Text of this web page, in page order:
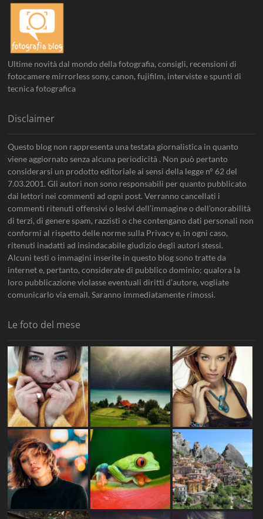
Ultime novità dal mondo della fotografia, consigli, recensioni di
fotocamere mirrorless sony, canon, fujifilm, interviste e spunti di
tecnica fotografica
Disclaimer
Questo blog non rappresenta una testata giornalistica in quanto
viene aggiornato senza alcuna periodicità . Non può pertanto
considerarsi un prodotto editoriale ai sensi della legge n° 62 del
7.03.2001. Gli autori non sono responsabili per quanto pubblicato
dai lettori nei commenti ad ogni post. Verranno cancellati i
commenti ritenuti offensivi o lesivi dell’immagine o dell’onorabilità
di terzi, di genere spam, razzisti o che contengano dati personali non
conformi al rispetto delle norme sulla Privacy e, in ogni caso,
ritenuti inadatti ad insindacabile giudizio degli autori stessi.
Alcuni testi o immagini inserite in questo blog sono tratte da
internet e, pertanto, considerate di pubblico dominio; qualora la
loro pubblicazione violasse eventuali diritti d’autore, vogliate
comunicarlo via email. Saranno immediatamente rimossi.
Le foto del mese